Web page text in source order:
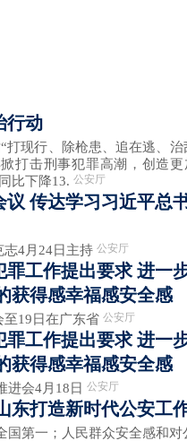
行动
打现行、除枪患、追在逃、
打击刑事犯罪高潮，创造
比下降13. 公安厅
传达学习习近平总
志4月24日主持 公安厅
工作提出要求 进一
获得感幸福感安全感
19日在广东省 公安厅
工作提出要求 进一
获得感幸福感安全感
会4月18日 公安厅
东打造新时代公安工
国第一；人民群众安全感和对